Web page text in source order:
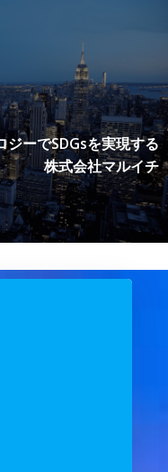
ジーでSDGsを実現する
株式会社マルイチ